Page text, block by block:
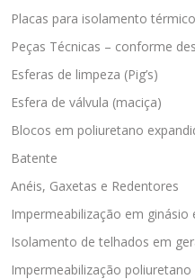
Placas para isolamento térmico
Peças Técnicas – conforme
Esferas de limpeza (Pig’s)
Esfera de válvula (maciça)
Blocos em poliuretano
Batente
Anéis, Gaxetas e Redentores
Impermeabilização em ginásio
Isolamento de telhados em
Impermeabilização poliuretano